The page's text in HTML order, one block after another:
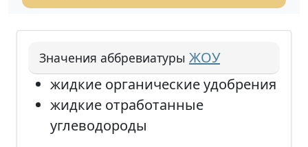
Значения аббревиатуры ЖОУ
жидкие органические удобрения
жидкие отработанные
углеводороды